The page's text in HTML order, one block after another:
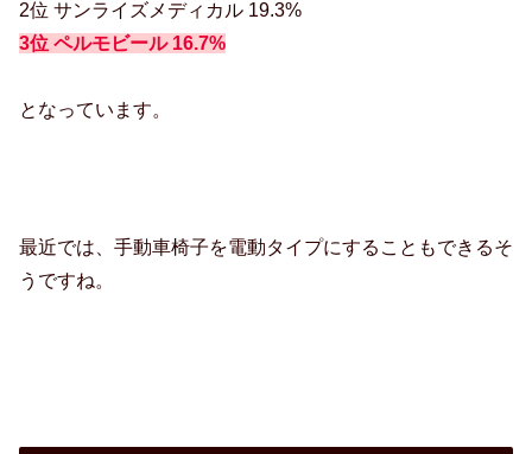
2位 サンライズメディカル 19.3%
3位 ペルモビール 16.7%
となっています。
最近では、手動車椅子を電動タイプにすることもできるそ
うですね。